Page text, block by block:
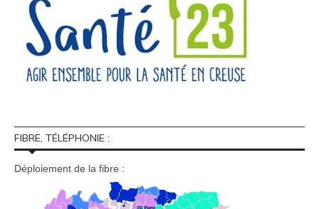
FIBRE, TÉLÉPHONIE :
Déploiement de la fibre :